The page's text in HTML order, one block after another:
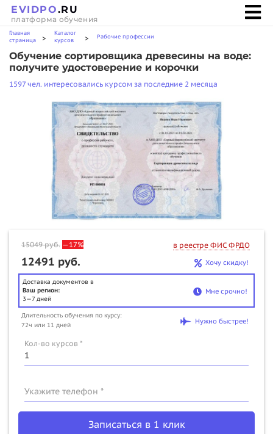
EVIDPO.RU
платформа обучения
Главная
страница
>
Каталог
курсов
> Рабочие профессии
Обучение сортировщика древесины на воде:
получите удостоверение и корочки
1597 чел. интересовались курсом за последние 2 месяца
15049руб. —17% в реестре ФИС ФРДО
12491 руб. Хочу скидку!
Доставка документов в
Ваш регион:
3—7 дней
Мне срочно!
Длительность обучения по курсу:
72ч или 11 дней
Нужно быстрее!
Кол-во курсов *
Укажите телефон *
Записаться в 1 клик